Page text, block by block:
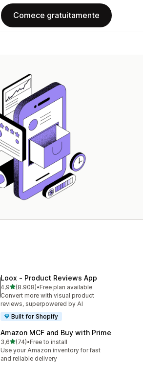
Comece gratuitamente
Loox ‑ Product Reviews App
4,9de 5 estrelas
(8.908)
8908 total de avaliações
•Free plan available
Convert more with visual product
reviews, superpowered by AI
Built for Shopify
Amazon MCF and Buy with Prime
3,6de 5 estrelas
(74)
74 total de avaliações
•Free to install
Use your Amazon inventory for fast
and reliable delivery